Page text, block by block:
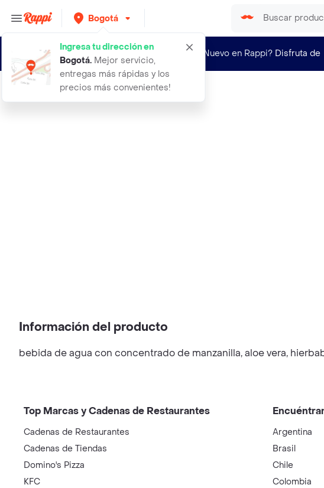
Bogotá
Ingresa tu dirección en
Bogotá. Mejor servicio,
entregas más rápidas y los
precios más convenientes!
¿Nuevo en Rappi? Disfruta de
4nttiax biopronat x360 ml
Información del producto
bebida de agua con concentrado de manzanilla, aloe vera,
Top Marcas y Cadenas de Restaurantes
Cadenas de Restaurantes
Cadenas de Tiendas
Domino's Pizza
KFC
Argentina
Brasil
Chile
Colombia